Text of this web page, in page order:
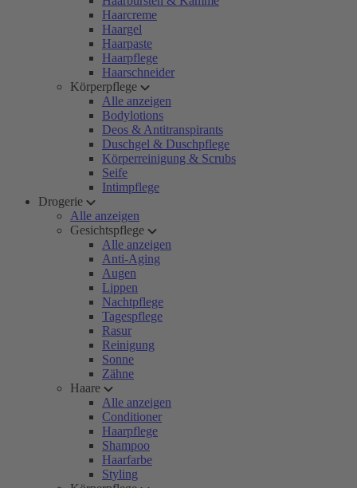
Haarcreme
Haargel
Haarpaste
Haarpflege
Haarschneider
Körperpflege
Alle anzeigen
Bodylotions
Deos & Antitranspirants
Duschgel & Duschpflege
Körperreinigung & Scrubs
Seife
Intimpflege
Drogerie
Alle anzeigen
Gesichtspflege
Alle anzeigen
Anti-Aging
Augen
Lippen
Nachtpflege
Tagespflege
Rasur
Reinigung
Sonne
Zähne
Haare
Alle anzeigen
Conditioner
Haarpflege
Shampoo
Haarfarbe
Styling